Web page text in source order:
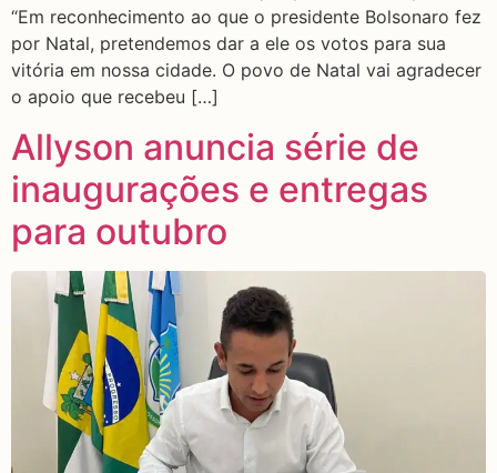
“Em reconhecimento ao que o presidente Bolsonaro fez
por Natal, pretendemos dar a ele os votos para sua
vitória em nossa cidade. O povo de Natal vai agradecer
o apoio que recebeu […]
Allyson anuncia série de
inaugurações e entregas
para outubro